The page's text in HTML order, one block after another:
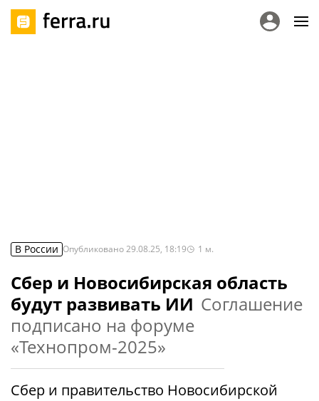
В России Опубликовано29.08.25, 18:19 1 м.
Сбер и Новосибирская область
будут развивать ИИ Соглашение
подписано на форуме
«Технопром-2025»
Сбер и правительство Новосибирской